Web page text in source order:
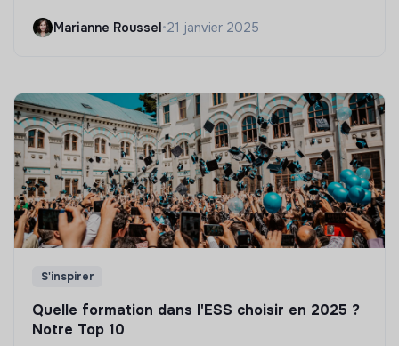
Marianne Roussel•21 janvier 2025
S'inspirer
Quelle formation dans l'ESS choisir en 2025 ?
Notre Top 10